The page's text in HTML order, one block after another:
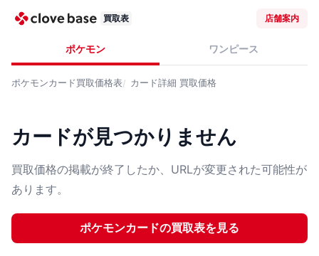
買取表 店舗案内
ポケモン ワンピース
ポケモンカード買取価格表 カード詳細 買取価格
カードが見つかりません
買取価格の掲載が終了したか、URLが変更された可能性が
あります。
ポケモンカードの買取表を見る